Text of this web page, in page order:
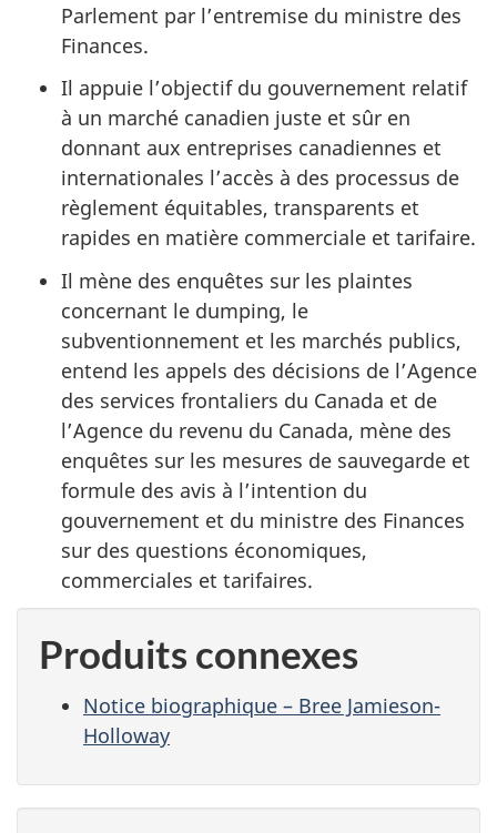
Parlement par l’entremise du ministre des
Finances.
Il appuie l’objectif du gouvernement relatif
à un marché canadien juste et sûr en
donnant aux entreprises canadiennes et
internationales l’accès à des processus de
règlement équitables, transparents et
rapides en matière commerciale et tarifaire.
Il mène des enquêtes sur les plaintes
concernant le dumping, le
subventionnement et les marchés publics,
entend les appels des décisions de l’Agence
des services frontaliers du Canada et de
l’Agence du revenu du Canada, mène des
enquêtes sur les mesures de sauvegarde et
formule des avis à l’intention du
gouvernement et du ministre des Finances
sur des questions économiques,
commerciales et tarifaires.
Produits connexes
Notice biographique – Bree Jamieson-
Holloway